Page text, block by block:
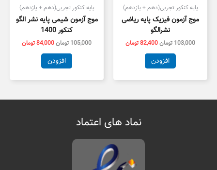
پایه کنکور تجربی(دهم + یازدهم)
موج آزمون فیزیک پایه ریاضی
نشرالگو
103,000تومان82,400تومان
افزودن
پایه کنکور تجربی(دهم + یازدهم)
موج آزمون شیمی پایه نشر الگو
کنکور 1400
105,000تومان84,000تومان
افزودن
نماد های اعتماد